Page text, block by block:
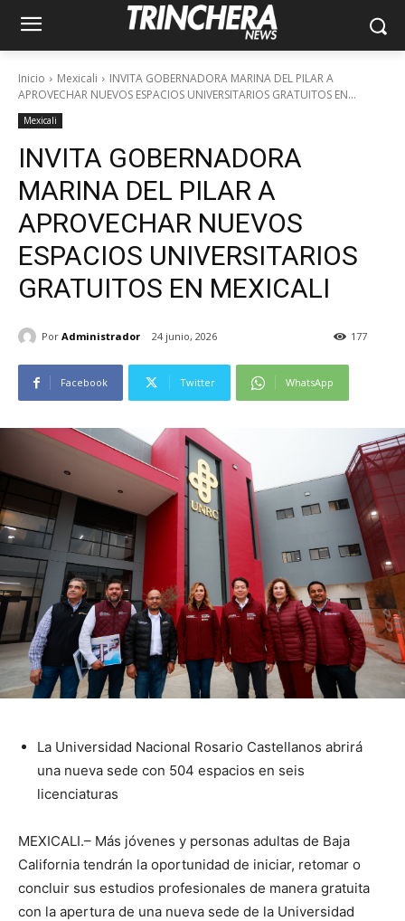
Inicio Mexicali
INVITA GOBERNADORA MARINA DEL PILAR A
APROVECHAR NUEVOS ESPACIOS UNIVERSITARIOS GRATUITOS EN...
Mexicali
INVITA GOBERNADORA
MARINA DEL PILAR A
APROVECHAR NUEVOS
ESPACIOS UNIVERSITARIOS
GRATUITOS EN MEXICALI
Por Administrador 24 junio, 2026 177
Facebook Twitter WhatsApp
La Universidad Nacional Rosario Castellanos abrirá
una nueva sede con 504 espacios en seis
licenciaturas
MEXICALI.– Más jóvenes y personas adultas de Baja
California tendrán la oportunidad de iniciar, retomar o
concluir sus estudios profesionales de manera gratuita
con la apertura de una nueva sede de la Universidad